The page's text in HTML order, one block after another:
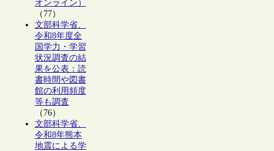
オンライン）
（77）
文部科学省、
令和8年度全
国学力・学習
状況調査の結
果を公表：読
書時間や図書
館の利用頻度
等も調査
（76）
文部科学省、
令和8年熊本
地震による学